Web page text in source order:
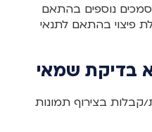
נוספים בהתאם
פיצוי בהתאם לתנאי
בדיקת שמאי
קבלות בצירוף תמונות